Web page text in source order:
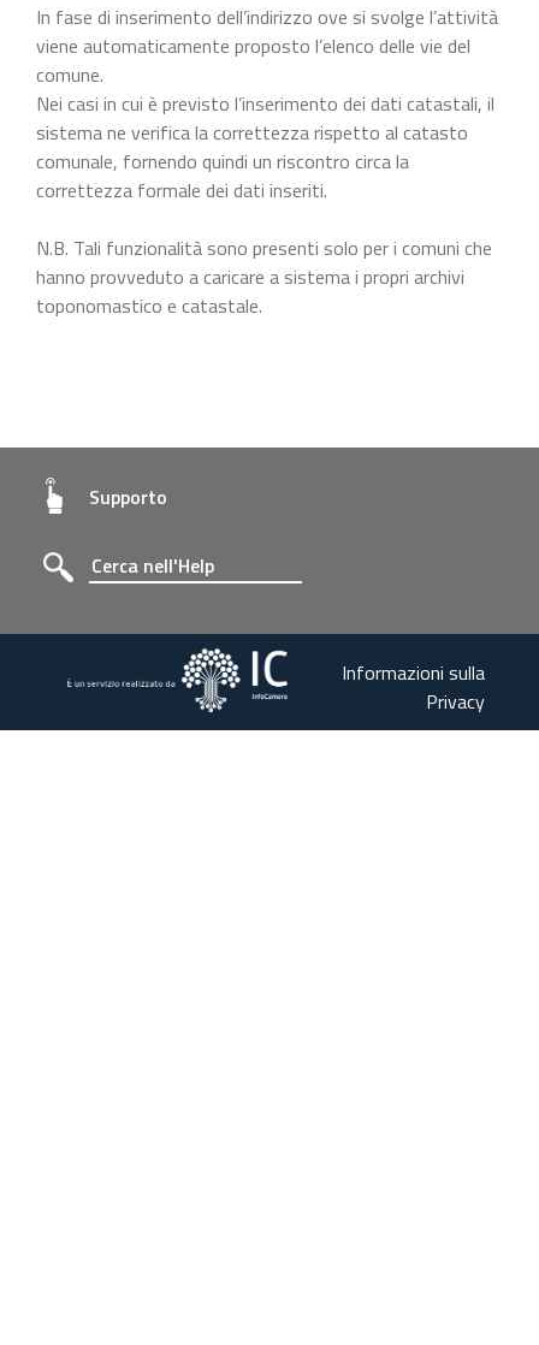
In fase di inserimento dell’indirizzo ove si svolge l’attività
viene automaticamente proposto l’elenco delle vie del
comune.
Nei casi in cui è previsto l’inserimento dei dati catastali, il
sistema ne verifica la correttezza rispetto al catasto
comunale, fornendo quindi un riscontro circa la
correttezza formale dei dati inseriti.
N.B. Tali funzionalità sono presenti solo per i comuni che
hanno provveduto a caricare a sistema i propri archivi
toponomastico e catastale.
Supporto
Informazioni sulla
Privacy